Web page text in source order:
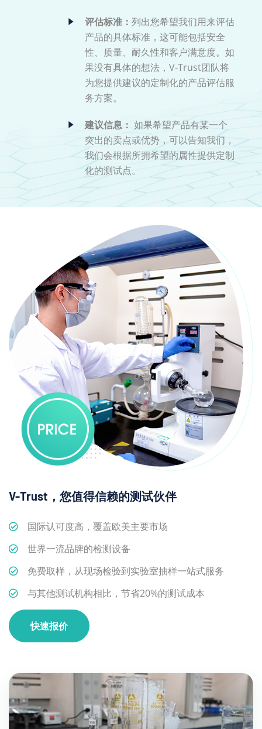
评估标准： 列出您希望我们用来评估
产品的具体标准，这可能包括安全
性、质量、耐久性和客户满意度。如
果没有具体的想法，V-Trust团队将
为您提供建议的定制化的产品评估服
务方案。
建议信息： 如果希望产品有某一个
突出的卖点或优势，可以告知我们，
我们会根据所拥希望的属性提供定制
化的测试点。
V-Trust，您值得信赖的测试伙伴
国际认可度高，覆盖欧美主要市场
世界一流品牌的检测设备
免费取样，从现场检验到实验室抽样一站式服务
与其他测试机构相比，节省20%的测试成本
快速报价